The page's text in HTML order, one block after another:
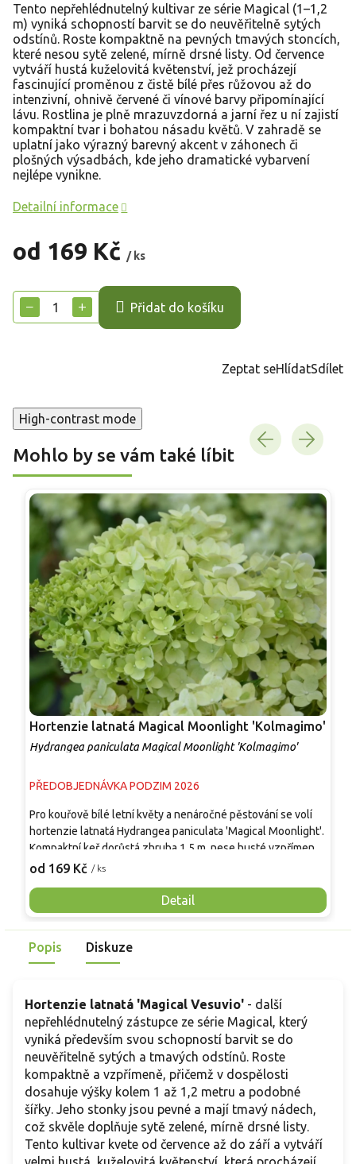
od 169 Kč / ks
cena:
+
− Přidat do košíku
Tento nepřehlédnutelný kultivar ze série Magical (1–1,2
m) vyniká schopností barvit se do neuvěřitelně sytých
odstínů. Roste kompaktně na pevných tmavých stoncích,
které nesou sytě zelené, mírně drsné listy. Od července
vytváří hustá kuželovitá květenství, jež procházejí
fascinující proměnou z čistě bílé přes růžovou až do
intenzivní, ohnivě červené či vínové barvy připomínající
lávu. Rostlina je plně mrazuvzdorná a jarní řez u ní zajistí
kompaktní tvar i bohatou násadu květů. V zahradě se
uplatní jako výrazný barevný akcent v záhonech či
plošných výsadbách, kde jeho dramatické vybarvení
nejlépe vynikne.
Detailní informace
Zeptat seHlídatSdílet
High-contrast mode
Mohlo by se vám také líbit
Hortenzie latnatá Magical Moonlight 'Kolmagimo'
Hydrangea paniculata Magical Moonlight 'Kolmagimo'
PŘEDOBJEDNÁVKA PODZIM 2026
od 169 Kč / ks
Detail
Pro kouřově bílé letní květy a nenáročné pěstování se volí
hortenzie latnatá Hydrangea paniculata 'Magical Moonlight'.
Kompaktní keř dorůstá zhruba 1,5 m, nese husté vzpřímené
laty a snáší plné slunce i mírný polostín. V zahradě vytváří
skupinových výsadeb i k řezu do vázy, dobře roste i v
prostorných nádobách na terase. Při vhodném stanovišti
vytváří stabilní kvetoucí prvek, který vynikne i v menší
městské zahradě.
Popis Diskuze
Hortenzie latnatá 'Magical Vesuvio' - další
nepřehlédnutelný zástupce ze série Magical, který
vyniká především svou schopností barvit se do
neuvěřitelně sytých a tmavých odstínů. Roste
kompaktně a vzpřímeně, přičemž v dospělosti
dosahuje výšky kolem 1 až 1,2 metru a podobné
šířky. Jeho stonky jsou pevné a mají tmavý nádech,
což skvěle doplňuje sytě zelené, mírně drsné listy.
Tento kultivar kvete od července až do září a vytváří